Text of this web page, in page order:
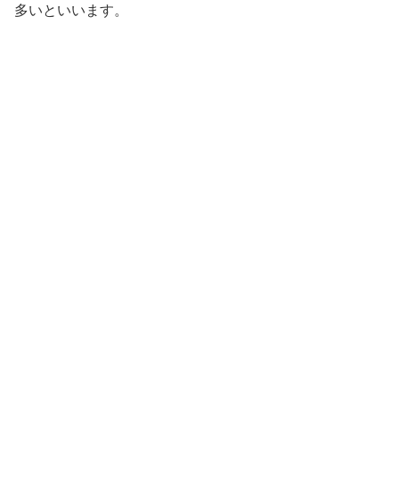
多いといいます。